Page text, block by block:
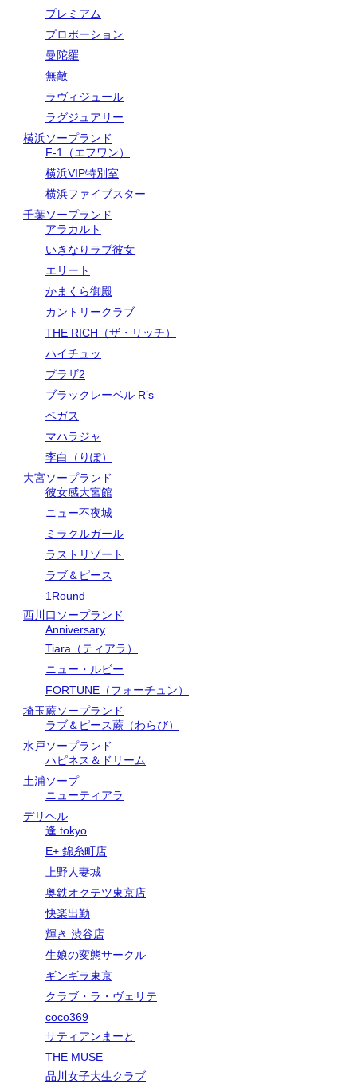
プレミアム
プロポーション
曼陀羅
無敵
ラヴィジュール
ラグジュアリー
横浜ソープランド
F-1（エフワン）
横浜VIP特別室
横浜ファイブスター
千葉ソープランド
アラカルト
いきなりラブ彼女
エリート
かまくら御殿
カントリークラブ
THE RICH（ザ・リッチ）
ハイチュッ
プラザ2
ブラックレーベル R’s
ベガス
マハラジャ
李白（りぽ）
大宮ソープランド
彼女感大宮館
ニュー不夜城
ミラクルガール
ラストリゾート
ラブ＆ピース
1Round
西川口ソープランド
Anniversary
Tiara（ティアラ）
ニュー・ルビー
FORTUNE（フォーチュン）
埼玉蕨ソープランド
ラブ＆ピース蕨（わらび）
水戸ソープランド
ハピネス＆ドリーム
土浦ソープ
ニューティアラ
デリヘル
逢 tokyo
E+ 錦糸町店
上野人妻城
奥鉄オクテツ東京店
快楽出勤
輝き 渋谷店
生娘の変態サークル
ギンギラ東京
クラブ・ラ・ヴェリテ
coco369
サティアンまーと
THE MUSE
品川女子大生クラブ